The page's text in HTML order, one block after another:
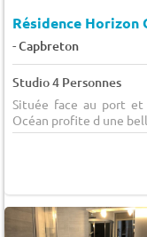
Résidence Horizon
-Capbreton
Studio 4 Personnes
Située face au port et
Océan profite d une